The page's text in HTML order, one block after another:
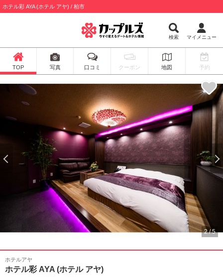
ホテル彩 AYA (ホテル アヤ) / 柏市
検索 マイメニュー
TOP 写真 口コミ クーポン 地図 予約
2/5
ホテルアヤ
ホテル彩 AYA (ホテル アヤ)